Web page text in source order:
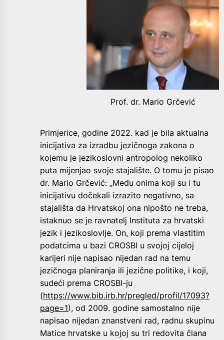
Prof. dr. Mario Grčević
Primjerice, godine 2022. kad je bila aktualna
inicijativa za izradbu jezičnoga zakona o
kojemu je jezikoslovni antropolog nekoliko
puta mijenjao svoje stajalište. O tomu je pisao
dr. Mario Grčević: „Među onima koji su i tu
inicijativu dočekali izrazito negativno, sa
stajališta da Hrvatskoj ona nipošto ne treba,
istaknuo se je ravnatelj Instituta za hrvatski
jezik i jezikoslovlje. On, koji prema vlastitim
podatcima u bazi CROSBI u svojoj cijeloj
karijeri nije napisao nijedan rad na temu
jezičnoga planiranja ili jezične politike, i koji,
sudeći prema CROSBI-ju
(https://www.bib.irb.hr/pregled/profil/17093?
page=1), od 2009. godine samostalno nije
napisao nijedan znanstveni rad, radnu skupinu
Matice hrvatske u kojoj su tri redovita člana